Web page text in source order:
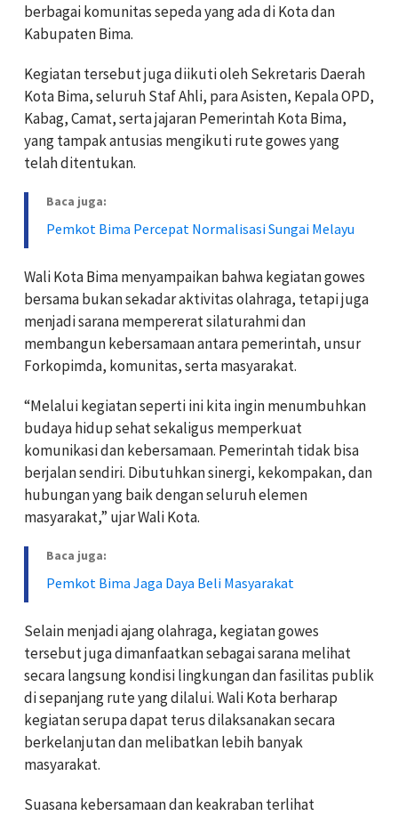
berbagai komunitas sepeda yang ada di Kota dan
Kabupaten Bima.
Kegiatan tersebut juga diikuti oleh Sekretaris Daerah
Kota Bima, seluruh Staf Ahli, para Asisten, Kepala OPD,
Kabag, Camat, serta jajaran Pemerintah Kota Bima,
yang tampak antusias mengikuti rute gowes yang
telah ditentukan.
Baca juga:
Pemkot Bima Percepat Normalisasi Sungai Melayu
Wali Kota Bima menyampaikan bahwa kegiatan gowes
bersama bukan sekadar aktivitas olahraga, tetapi juga
menjadi sarana mempererat silaturahmi dan
membangun kebersamaan antara pemerintah, unsur
Forkopimda, komunitas, serta masyarakat.
“Melalui kegiatan seperti ini kita ingin menumbuhkan
budaya hidup sehat sekaligus memperkuat
komunikasi dan kebersamaan. Pemerintah tidak bisa
berjalan sendiri. Dibutuhkan sinergi, kekompakan, dan
hubungan yang baik dengan seluruh elemen
masyarakat,” ujar Wali Kota.
Baca juga:
Pemkot Bima Jaga Daya Beli Masyarakat
Selain menjadi ajang olahraga, kegiatan gowes
tersebut juga dimanfaatkan sebagai sarana melihat
secara langsung kondisi lingkungan dan fasilitas publik
di sepanjang rute yang dilalui. Wali Kota berharap
kegiatan serupa dapat terus dilaksanakan secara
berkelanjutan dan melibatkan lebih banyak
masyarakat.
Suasana kebersamaan dan keakraban terlihat